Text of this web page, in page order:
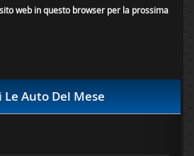
web in questo browser per la prossima
Le Auto Del Mese